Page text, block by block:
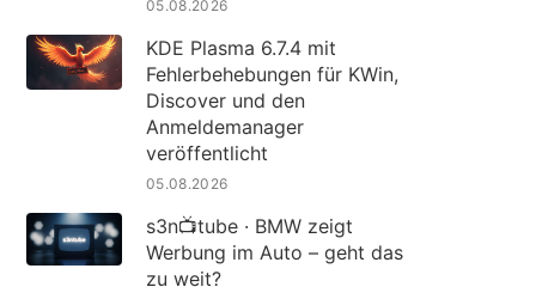
05.08.2026
KDE Plasma 6.7.4 mit
Fehlerbehebungen für KWin,
Discover und den
Anmeldemanager
veröffentlicht
05.08.2026
s3n📺tube · BMW zeigt
Werbung im Auto – geht das
zu weit?